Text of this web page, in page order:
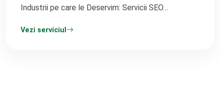
Industrii pe care le Deservim: Servicii SEO…
Vezi serviciul